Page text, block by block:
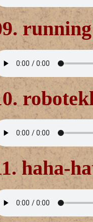
haha-